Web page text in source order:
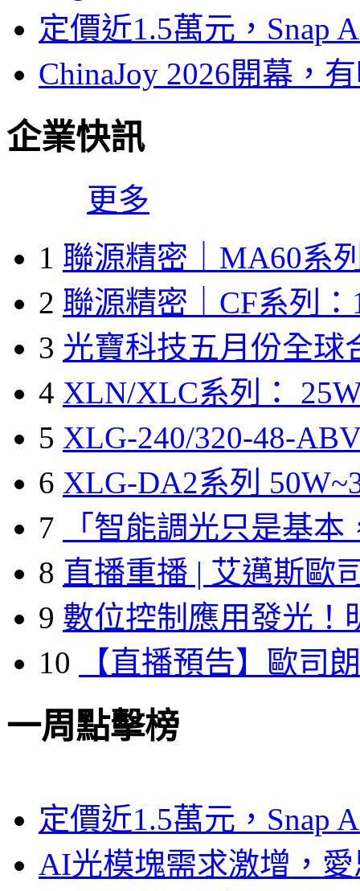
定價近1.5萬元，Snap
ChinaJoy 2026開幕，
企業快訊
更多
1 聯源精密｜MA60系
2 聯源精密｜CF系列：
3 光寶科技五月份全球
4 XLN/XLC系列：
5 XLG-240/320-48-
6 XLG-DA2系列
7
「智能調光只是基本
8 直播重播 | 艾邁斯歐
9 數位控制應用發光！
10
【直播預告】歐司
一周點擊榜
定價近1.5萬元，Snap
AI光模塊需求激增，